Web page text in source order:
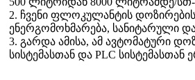
2. ჩვენი ფლოკულანტის
ენერგომოხმარება, სანიტარული
3. გარდა ამისა, ამ ავტომატური
სისტემასთან და PLC სისტემასთან